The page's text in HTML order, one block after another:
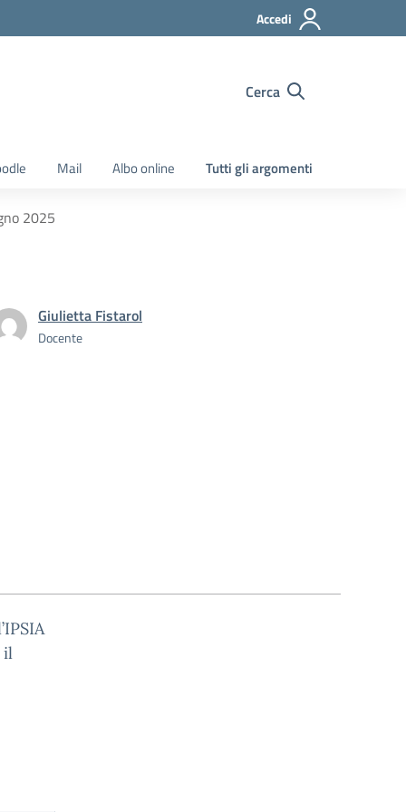
Accedi
Cerca
Mail Albo online Tutti gli argomenti
2025
Giulietta Fistarol
Docente
il